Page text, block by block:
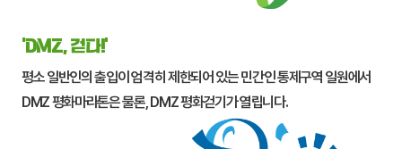
‘DMZ, 걷다!’
평소 일반인의 출입이 엄격히 제한되어 있는 민간인 통제구역 일원에서
DMZ 평화마라톤은 물론, DMZ 평화걷기가 열립니다.